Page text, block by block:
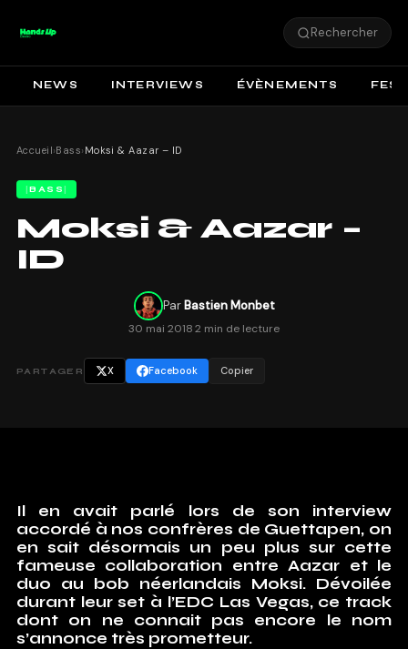
Rechercher
NEWS INTERVIEWS ÉVÈNEMENTS
Accueil›Bass› Moksi & Aazar – ID
BASS
Moksi & Aazar –
ID
ParBastien Monbet
30 mai 20182 min de lecture
PARTAGER X Facebook Copier
Il en avait parlé lors de son interview
accordé à nos confrères de Guettapen, on
en sait désormais un peu plus sur cette
fameuse collaboration entre Aazar et le
duo au bob néerlandais Moksi. Dévoilée
durant leur set à l’EDC Las Vegas, ce track
dont on ne connait pas encore le nom
s’annonce très prometteur.